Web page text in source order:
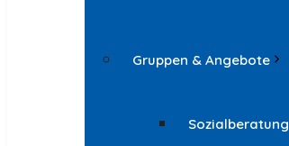
Gruppen & Angebote
Sozialberatung